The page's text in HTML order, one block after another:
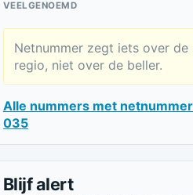
VEELGENOEMD
Netnummer zegt iets over de
regio, niet over de beller.
Alle nummers met netnummer
035
Blijf alert